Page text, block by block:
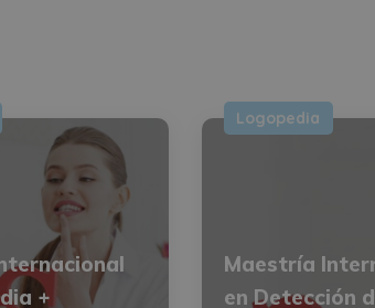
+
Logopedia
Maestría
en Detección